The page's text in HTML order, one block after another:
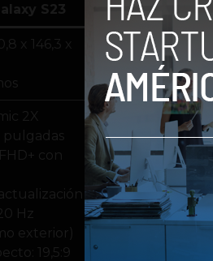
S23 Samsung
x 146,3 x
Dimensiones:
7,62 mm
Peso: 195,8
2X
pulgadas
con
Hz
exterior)
19,5:9
AMOLED
Infinity-O de
Pantalla plana
393ppi
Frecuencia de
adaptable de
1750 nits
Relación de